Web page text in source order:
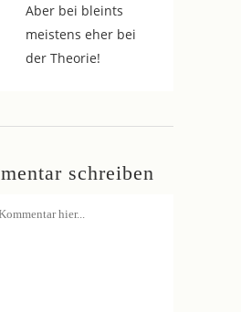
Aber bei bleints
meistens eher bei
der Theorie!
schreiben